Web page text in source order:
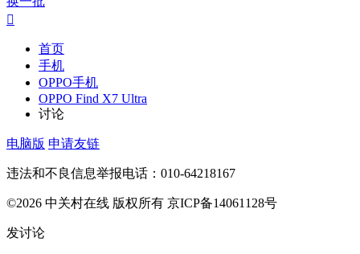

首页
手机
OPPO手机
OPPO Find X7 Ultra
讨论
电脑版 申请友链
违法和不良信息举报电话：010-64218167
©2026 中关村在线 版权所有 京ICP备14061128号
发讨论